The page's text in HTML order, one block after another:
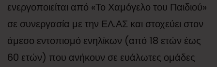
ενεργοποιείται από «Το Χαμόγελο του Παιδιού»
σε συνεργασία με την ΕΛ.ΑΣ και στοχεύει στον
άμεσο εντοπισμό ενηλίκων (από 18 ετών έως
60 ετών) που ανήκουν σε ευάλωτες ομάδες